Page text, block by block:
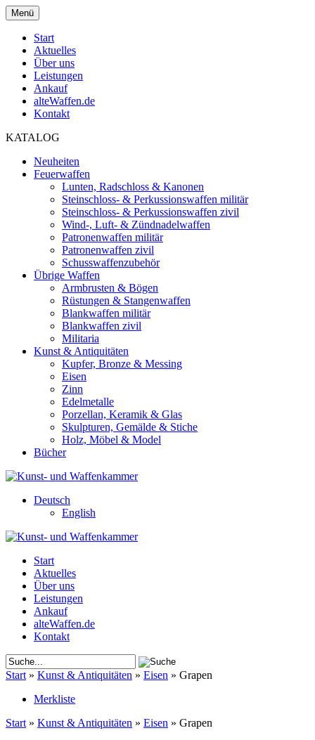
Menü
Start
Aktuelles
Über uns
Leistungen
Ankauf
alteWaffen.de
Kontakt
KATALOG
Neuheiten
Feuerwaffen
Lunten, Radschloss & Kanonen
Steinschloss- & Perkussionswaffen militär
Steinschloss- & Perkussionswaffen zivil
Wind-, Luft- & Zündnadelwaffen
Patronenwaffen militär
Patronenwaffen zivil
Schusswaffenzubehör
Übrige Waffen
Armbrusten & Bögen
Rüstungen & Stangenwaffen
Blankwaffen militär
Blankwaffen zivil
Militaria
Kunst & Antiquitäten
Kupfer, Bronze & Messing
Eisen
Zinn
Edelmetalle
Porzellan, Keramik & Glas
Skulpturen, Gemälde & Stiche
Holz, Möbel & Model
Bücher
Deutsch
English
Start
Aktuelles
Über uns
Leistungen
Ankauf
alteWaffen.de
Kontakt
Start » Kunst & Antiquitäten » Eisen » Grapen
Merkliste
Start » Kunst & Antiquitäten » Eisen » Grapen